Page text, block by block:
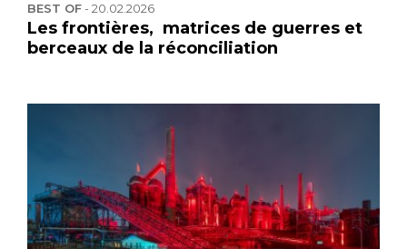
BEST OF-20.02.2026
Les frontières, matrices de guerres et
berceaux de la réconciliation